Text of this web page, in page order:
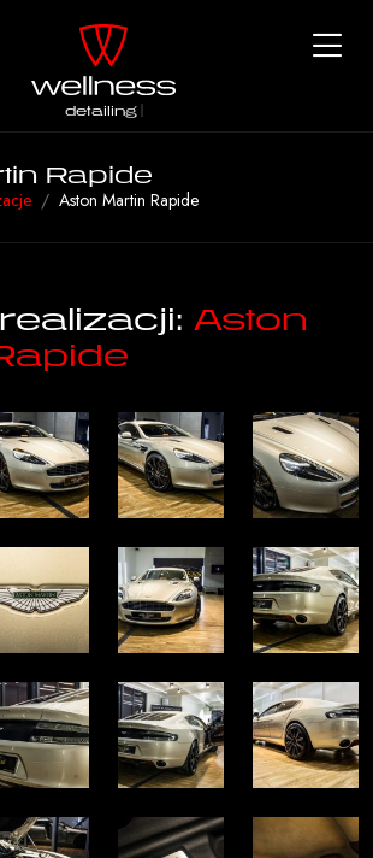
detailing
Rapide
Aston Martin Rapide
Aston